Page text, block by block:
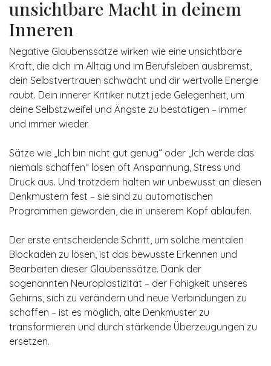
unsichtbare Macht in deinem
Inneren
Negative Glaubenssätze wirken wie eine unsichtbare
Kraft, die dich im Alltag und im Berufsleben ausbremst,
dein Selbstvertrauen schwächt und dir wertvolle Energie
raubt. Dein innerer Kritiker nutzt jede Gelegenheit, um
deine Selbstzweifel und Ängste zu bestätigen – immer
und immer wieder.
Sätze wie „Ich bin nicht gut genug“ oder „Ich werde das
niemals schaffen“ lösen oft Anspannung, Stress und
Druck aus. Und trotzdem halten wir unbewusst an diesen
Denkmustern fest – sie sind zu automatischen
Programmen geworden, die in unserem Kopf ablaufen.
Der erste entscheidende Schritt, um solche mentalen
Blockaden zu lösen, ist das bewusste Erkennen und
Bearbeiten dieser Glaubenssätze. Dank der
sogenannten Neuroplastizität – der Fähigkeit unseres
Gehirns, sich zu verändern und neue Verbindungen zu
schaffen – ist es möglich, alte Denkmuster zu
transformieren und durch stärkende Überzeugungen zu
ersetzen.